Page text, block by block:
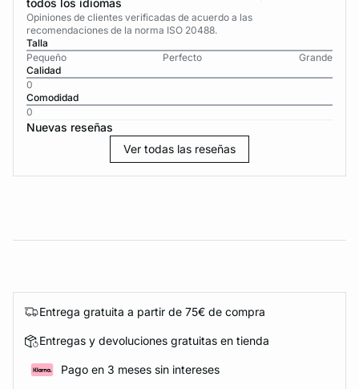
todos los idiomas
Opiniones de clientes verificadas de acuerdo a las
recomendaciones de la norma ISO 20488.
Talla
Pequeño
Perfecto
Grande
Calidad
0
Comodidad
0
Nuevas reseñas
Ver todas las reseñas
Entrega gratuita a partir de 75€ de compra
Entregas y devoluciones gratuitas en tienda
Pago en 3 meses sin intereses